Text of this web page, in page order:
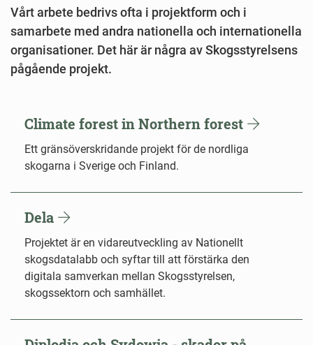
Vårt arbete bedrivs ofta i projektform och i
samarbete med andra nationella och internationella
organisationer. Det här är några av Skogsstyrelsens
pågående projekt.
Climate forest in Northern forest
Ett gränsöverskridande projekt för de nordliga
skogarna i Sverige och Finland.
Dela
Projektet är en vidareutveckling av Nationellt
skogsdatalabb och syftar till att förstärka den
digitala samverkan mellan Skogsstyrelsen,
skogssektorn och samhället.